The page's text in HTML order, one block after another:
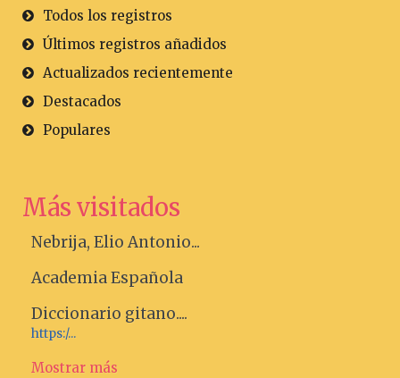
Todos los registros
Últimos registros añadidos
Actualizados recientemente
Destacados
Populares
Más visitados
Nebrija, Elio Antonio...
Academia Española
Diccionario gitano....
https:/...
Mostrar más